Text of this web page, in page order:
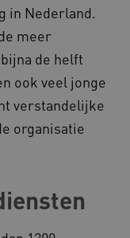
in Nederland.
meer
de helft
ook veel jonge
verstandelijke
organisatie